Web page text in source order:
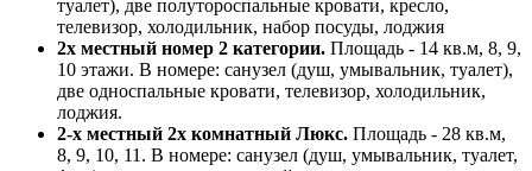
туалет), две полутороспальные кровати, кресло,
телевизор, холодильник, набор посуды, лоджия
2х местный номер 2 категории. Площадь - 14 кв.м, 8, 9,
10 этажи. В номере: санузел (душ, умывальник, туалет),
две односпальные кровати, телевизор, холодильник,
лоджия.
2-х местный 2х комнатный Люкс. Площадь - 28 кв.м,
8, 9, 10, 11. В номере: санузел (душ, умывальник, туалет,